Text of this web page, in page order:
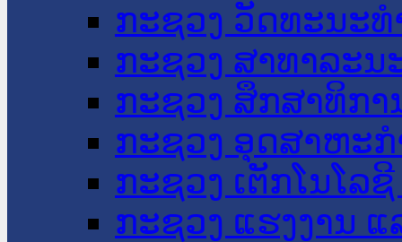
ກະຊວງ ວັດທະນະ
ກະຊວງ ສາທາລະນ
ກະຊວງ ສຶກສາທິກາ
ກະຊວງ ອຸດສາຫະ
ກະຊວງ ເຕັກໂນໂລ
ກະຊວງ ແຮງງານ